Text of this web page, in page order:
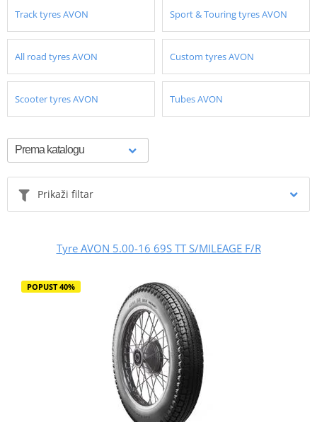
Track tyres AVON Sport & Touring tyres AVON
All road tyres AVON Custom tyres AVON
Scooter tyres AVON Tubes AVON
Prikaži filtar
Tyre AVON 5.00-16 69S TT S/MILEAGE F/R
POPUST 40%